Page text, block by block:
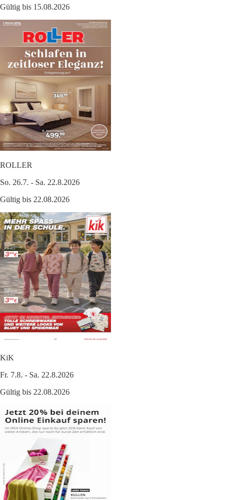
Gültig bis 15.08.2026
ROLLER
So. 26.7. - Sa. 22.8.2026
Gültig bis 22.08.2026
KiK
Fr. 7.8. - Sa. 22.8.2026
Gültig bis 22.08.2026